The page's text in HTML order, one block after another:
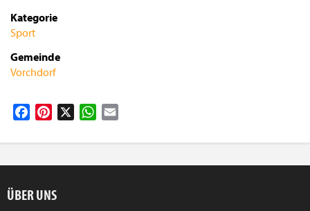
Kategorie
Sport
Gemeinde
Vorchdorf
FacebookPinterest WhatsApp
ÜBER UNS